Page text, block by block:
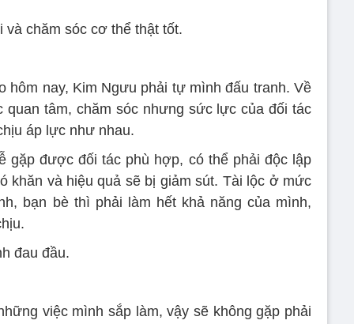
chăm sóc cơ thể thật tốt.
hôm nay, Kim Ngưu phải tự mình đấu tranh. Về
tâm, chăm sóc nhưng sức lực của đối tác
áp lực như nhau.
gặp được đối tác phù hợp, có thể phải độc lập
khăn và hiệu quả sẽ bị giảm sút. Tài lộc ở mức
bạn bè thì phải làm hết khả năng của mình,
đau đầu.
việc mình sắp làm, vậy sẽ không gặp phải